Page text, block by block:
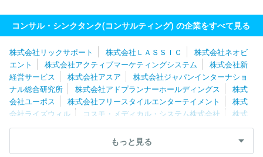
会
株式会社シップ ＭＥＴＡＴＥＡＭ株式会社
株式会社ブラヴ
ィッシモ
株式会社船井総研サプライチェーンコンサルティング
ング株式会社
ｊ．ｕｎｉｏｎ株式会社
ＩＰＧデクストラ・ジャ
パン株式会社
コンサル・シンクタンク(コンサルティング) の企業をすべて見る
株式会社リックサポート 株式会社ＬＡＳＳＩＣ
株式会社ネオビ
エント
株式会社アクティブマーケティングシステム
株式会社新
経営サービス
株式会社アスア
株式会社ジャパンインターナショ
ナル総合研究所
株式会社アドプランナーホールディングス
株式
会社ユーポス
株式会社フリースタイルエンターテイメント
株式
会社ライズウィル
コスモ・メディカル・システム株式会社
株式
会社船井総合研究所
株式会社船井総研サプライチェーンコンサルテ
株式会社大西
株式会社クラーク総
研
もっと見る